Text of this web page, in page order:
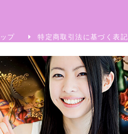
プ 特定商取引法に基づく表記